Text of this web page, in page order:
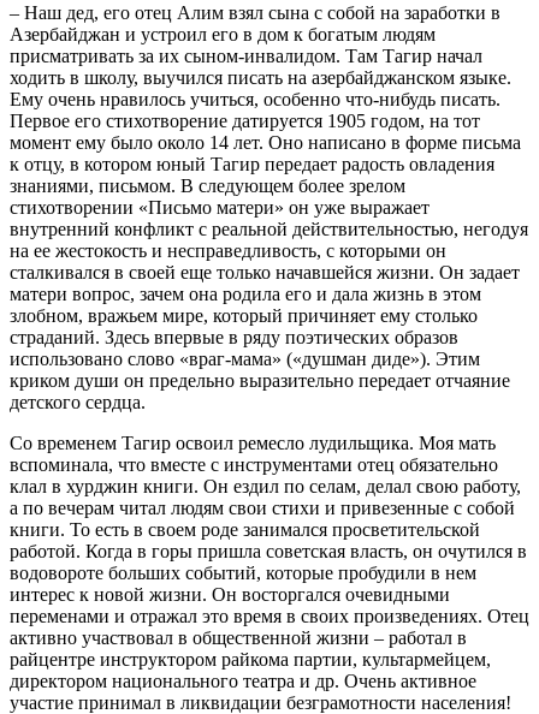
– Наш дед, его отец Алим взял сына с собой на заработки в
Азербайджан и устроил его в дом к богатым людям
присматривать за их сыном-инвалидом. Там Тагир начал
ходить в школу, выучился писать на азербайджанском языке.
Ему очень нравилось учиться, особенно что-нибудь писать.
Первое его стихотворение датируется 1905 годом, на тот
момент ему было около 14 лет. Оно написано в форме письма
к отцу, в котором юный Тагир передает радость овладения
знаниями, письмом. В следующем более зрелом
стихотворении «Письмо матери» он уже выражает
внутренний конфликт с реальной действительностью, негодуя
на ее жестокость и несправедливость, с которыми он
сталкивался в своей еще только начавшейся жизни. Он задает
матери вопрос, зачем она родила его и дала жизнь в этом
злобном, вражьем мире, который причиняет ему столько
страданий. Здесь впервые в ряду поэтических образов
использовано слово «враг-мама» («душман диде»). Этим
криком души он предельно выразительно передает отчаяние
детского сердца.
Со временем Тагир освоил ремесло лудильщика. Моя мать
вспоминала, что вместе с инструментами отец обязательно
клал в хурджин книги. Он ездил по селам, делал свою работу,
а по вечерам читал людям свои стихи и привезенные с собой
книги. То есть в своем роде занимался просветительской
работой. Когда в горы пришла советская власть, он очутился в
водовороте больших событий, которые пробудили в нем
интерес к новой жизни. Он восторгался очевидными
переменами и отражал это время в своих произведениях. Отец
активно участвовал в общественной жизни – работал в
райцентре инструктором райкома партии, культармейцем,
директором национального театра и др. Очень активное
участие принимал в ликвидации безграмотности населения!